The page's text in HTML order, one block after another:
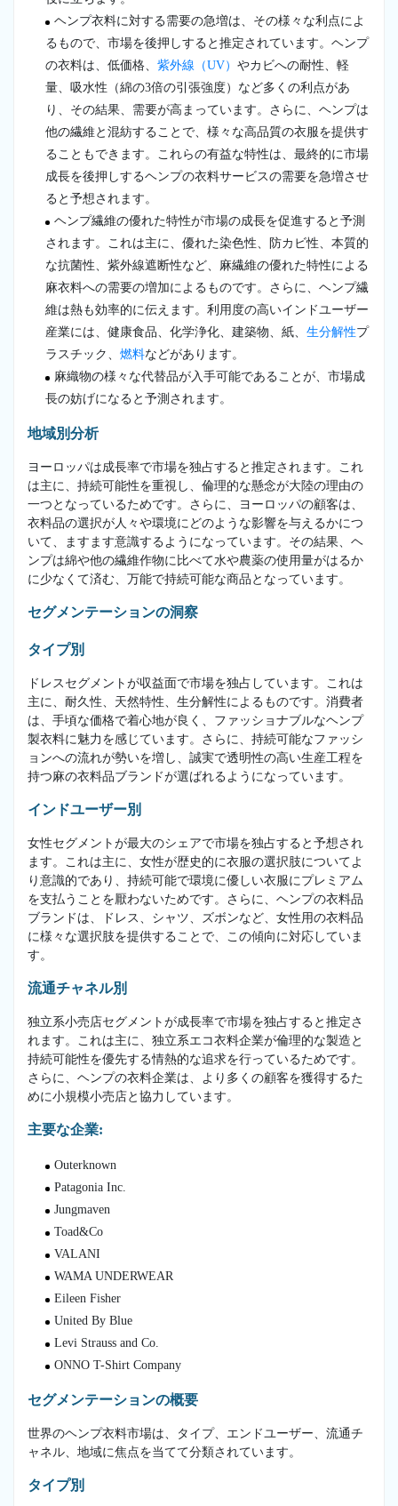
ヘンプ衣料に対する需要の急増は、その様々な利点によ
るもので、市場を後押しすると推定されています。ヘンプ
の衣料は、低価格、 紫外線（UV） やカビへの耐性、軽
量、吸水性（綿の3倍の引張強度）など多くの利点があ
り、その結果、需要が高まっています。さらに、ヘンプは
他の繊維と混紡することで、様々な高品質の衣服を提供す
ることもできます。これらの有益な特性は、最終的に市場
成長を後押しするヘンプの衣料サービスの需要を急増させ
ると予想されます。
ヘンプ繊維の優れた特性が市場の成長を促進すると予測
されます。これは主に、優れた染色性、防カビ性、本質的
な抗菌性、紫外線遮断性など、麻繊維の優れた特性による
麻衣料への需要の増加によるものです。さらに、ヘンプ繊
維は熱も効率的に伝えます。利用度の高いインドユーザー
産業には、健康食品、化学浄化、建築物、紙、 生分解性プ
ラスチック、 燃料などがあります。
麻織物の様々な代替品が入手可能であることが、市場成
長の妨げになると予測されます。
地域別分析
ヨーロッパは成長率で市場を独占すると推定されます。これ
は主に、持続可能性を重視し、倫理的な懸念が大陸の理由の
一つとなっているためです。さらに、ヨーロッパの顧客は、
衣料品の選択が人々や環境にどのような影響を与えるかにつ
いて、ますます意識するようになっています。その結果、ヘ
ンプは綿や他の繊維作物に比べて水や農薬の使用量がはるか
に少なくて済む、万能で持続可能な商品となっています。
セグメンテーションの洞察
タイプ別
ドレスセグメントが収益面で市場を独占しています。これは
主に、耐久性、天然特性、生分解性によるものです。消費者
は、手頃な価格で着心地が良く、ファッショナブルなヘンプ
製衣料に魅力を感じています。さらに、持続可能なファッシ
ョンへの流れが勢いを増し、誠実で透明性の高い生産工程を
持つ麻の衣料品ブランドが選ばれるようになっています。
インドユーザー別
女性セグメントが最大のシェアで市場を独占すると予想され
ます。これは主に、女性が歴史的に衣服の選択肢についてよ
り意識的であり、持続可能で環境に優しい衣服にプレミアム
を支払うことを厭わないためです。さらに、ヘンプの衣料品
ブランドは、ドレス、シャツ、ズボンなど、女性用の衣料品
に様々な選択肢を提供することで、この傾向に対応していま
す。
流通チャネル別
独立系小売店セグメントが成長率で市場を独占すると推定さ
れます。これは主に、独立系エコ衣料企業が倫理的な製造と
持続可能性を優先する情熱的な追求を行っているためです。
さらに、ヘンプの衣料企業は、より多くの顧客を獲得するた
めに小規模小売店と協力しています。
主要な企業:
Outerknown
Patagonia Inc.
Jungmaven
Toad&Co
VALANI
WAMA UNDERWEAR
Eileen Fisher
United By Blue
Levi Strauss and Co.
ONNO T-Shirt Company
セグメンテーションの概要
世界のヘンプ衣料市場は、タイプ、エンドユーザー、流通チ
ャネル、地域に焦点を当てて分類されています。
タイプ別